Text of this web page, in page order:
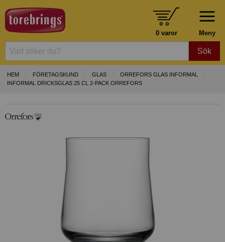
Meny
0 varor
Sök
HEM FÖRETAGSKUND GLAS
ORREFORS GLAS INFORMAL
INFORMAL DRICKSGLAS 25 CL 2-PACK ORREFORS